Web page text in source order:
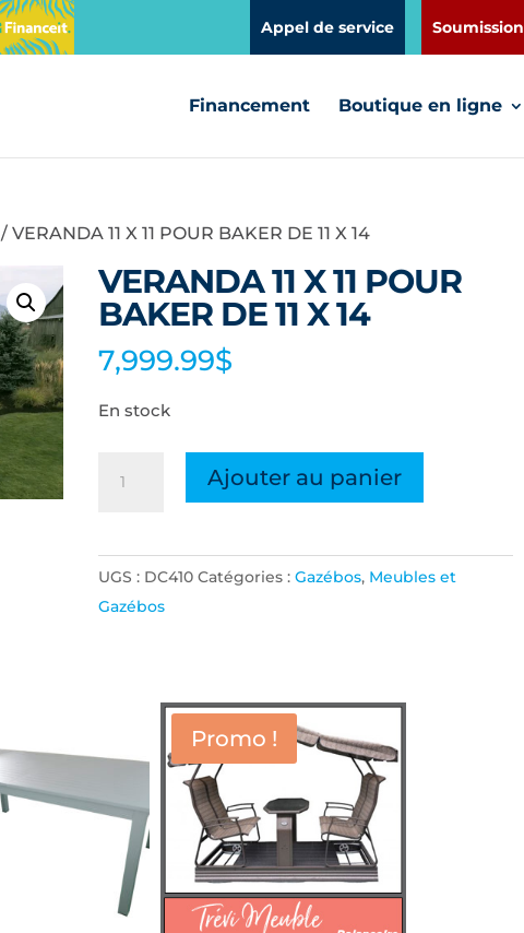
Appel de service Soumission
Financement Boutique en ligne
/ VERANDA 11 X 11 POUR BAKER DE 11 X 14
VERANDA 11 X 11 POUR
BAKER DE 11 X 14
7,999.99$
En stock
11
X
11
X
Ajouter au panier
UGS : DC410 Catégories :Gazébos, Meubles et
Gazébos
Promo !